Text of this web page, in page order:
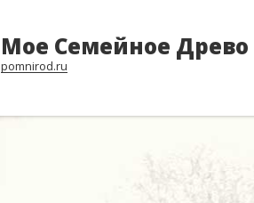
Мое Семейное Древо
pomnirod.ru